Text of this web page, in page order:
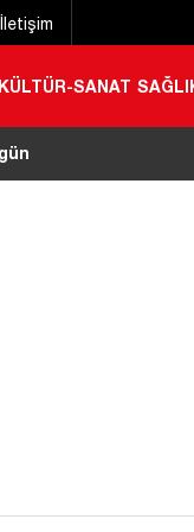
İletişim
KÜLTÜR-SANAT